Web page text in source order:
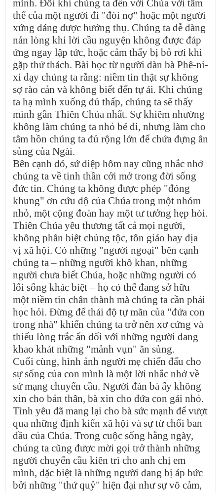
mình. Đôi khi chúng ta đến với Chúa với tâm
thế của một người đi "đòi nợ" hoặc một người
xứng đáng được hưởng thụ. Chúng ta dễ dàng
nản lòng khi lời cầu nguyện không được đáp
ứng ngay lập tức, hoặc cảm thấy bị bỏ rơi khi
gặp thử thách. Bài học từ người đàn bà Phê-ni-
xi dạy chúng ta rằng: niềm tin thật sự không
sợ rào cản và không biết đến tự ái. Khi chúng
ta hạ mình xuống đủ thấp, chúng ta sẽ thấy
mình gần Thiên Chúa nhất. Sự khiêm nhường
không làm chúng ta nhỏ bé đi, nhưng làm cho
tâm hồn chúng ta đủ rộng lớn để chứa đựng ân
sủng của Ngài.
Bên cạnh đó, sứ điệp hôm nay cũng nhắc nhở
chúng ta về tinh thần cởi mở trong đời sống
đức tin. Chúng ta không được phép "đóng
khung" ơn cứu độ của Chúa trong một nhóm
nhỏ, một cộng đoàn hay một tư tưởng hẹp hòi.
Thiên Chúa yêu thương tất cả mọi người,
không phân biệt chủng tộc, tôn giáo hay địa
vị xã hội. Có những "người ngoại" bên cạnh
chúng ta – những người khô khan, những
người chưa biết Chúa, hoặc những người có
lối sống khác biệt – họ có thể đang sở hữu
một niềm tin chân thành mà chúng ta cần phải
học hỏi. Đừng để thái độ tự mãn của "đứa con
trong nhà" khiến chúng ta trở nên xơ cứng và
thiếu lòng trắc ẩn đối với những người đang
khao khát những "mảnh vụn" ân sủng.
Cuối cùng, hình ảnh người mẹ chiến đấu cho
sự sống của con mình là một lời nhắc nhở về
sứ mạng chuyển cầu. Người đàn bà ấy không
xin cho bản thân, bà xin cho đứa con gái nhỏ.
Tình yêu đã mang lại cho bà sức mạnh để vượt
qua những định kiến xã hội và sự từ chối ban
đầu của Chúa. Trong cuộc sống hằng ngày,
chúng ta cũng được mời gọi trở thành những
người chuyển cầu kiên trì cho anh chị em
mình, đặc biệt là những người đang bị áp bức
bởi những "thứ quỷ" hiện đại như sự vô cảm,